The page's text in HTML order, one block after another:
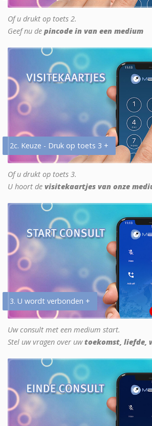
Of u drukt op toets 2.
Geef nu de pincode in van een medium
2c. Keuze - Druk op toets 3 +
Of u drukt op toets 3.
U hoort de visitekaartjes van onze
3. U wordt verbonden +
Uw consult met een medium start.
Stel uw vragen over uwtoekomst, liefde,